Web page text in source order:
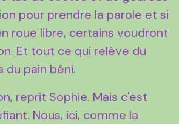
pour prendre la parole et si
roue libre, certains voudront
Et tout ce qui relève du
du pain béni.
reprit Sophie. Mais c'est
Nous, ici, comme la